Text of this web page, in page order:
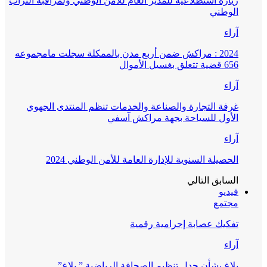
الوطني
آراء
2024 : مراكش ضمن أربع مدن بالممكلة سجلت مامجموعه
656 قضية تتعلق بغسيل الأموال
آراء
غرفة التجارة والصناعة والخدمات تنظم المنتدى الجهوي
الأول للسياحة بجهة مراكش آسفي
آراء
الحصيلة السنوية للإدارة العامة للأمن الوطني 2024
السابق التالي
فيديو
مجتمع
تفكيك عصابة إجرامية رقمية
آراء